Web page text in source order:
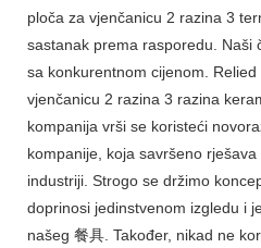
ploča za vjenčanicu 2 razina 3
sastanak prema rasporedu. Naši
sa konkurentnom cijenom.
vjenčanicu 2 razina 3 razina
kompanija vrši se koristeći
kompanije, koja savršeno
industriji. Strogo se držimo
doprinosi jedinstvenom izgledu i
našeg 餐具. Također, nikad ne